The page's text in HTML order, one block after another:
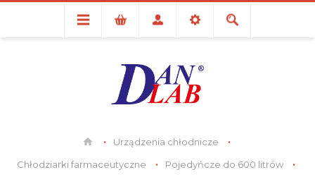
Urządzenia chłodnicze
Chłodziarki farmaceutyczne
Pojedyńcze do 600 litrów